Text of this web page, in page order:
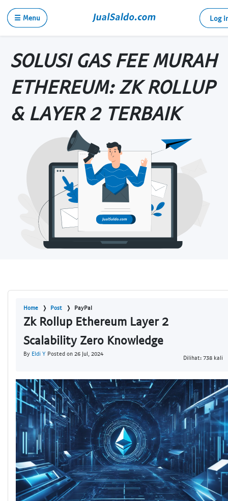
☰ Menu Log
SOLUSI GAS FEE MURAH
ETHEREUM: ZK ROLLUP
& LAYER 2 TERBAIK
Home Post PayPal
Zk Rollup Ethereum Layer 2
Scalability Zero Knowledge
By Eldi Y Posted on 26 Jul, 2024
Dilihat: 738 kali